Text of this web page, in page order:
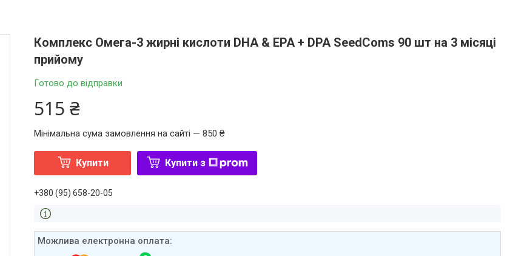
Комплекс Омега-3 жирні кислоти DHA & EPA + DPA SeedComs 90 шт на 3 місяці
прийому
Готово до відправки
515 ₴
Мінімальна сума замовлення на сайті — 850 ₴
Купити Купити з
+380 (95) 658-20-05